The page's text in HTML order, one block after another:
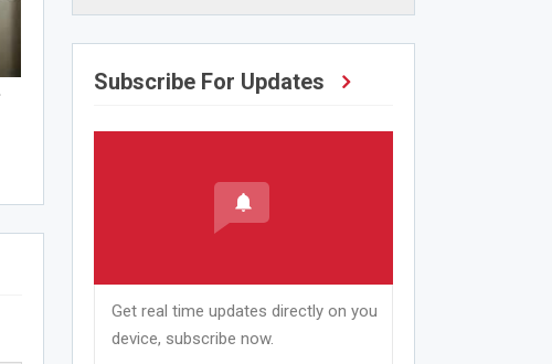
Subscribe For Updates
Get real time updates directly on you
device, subscribe now.